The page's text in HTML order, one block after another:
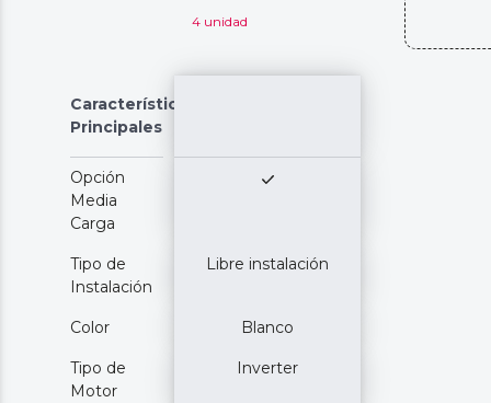
4 unidad
Características
Principales
Opción
Media
Carga
Tipo de
Instalación
Libre instalación
Color Blanco
Tipo de
Motor
Inverter